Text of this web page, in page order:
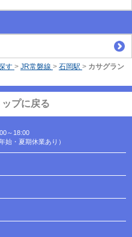
す > JR常磐線 > 石岡駅 > カサグラン
プに戻る
～18:00
始・夏期休業あり）